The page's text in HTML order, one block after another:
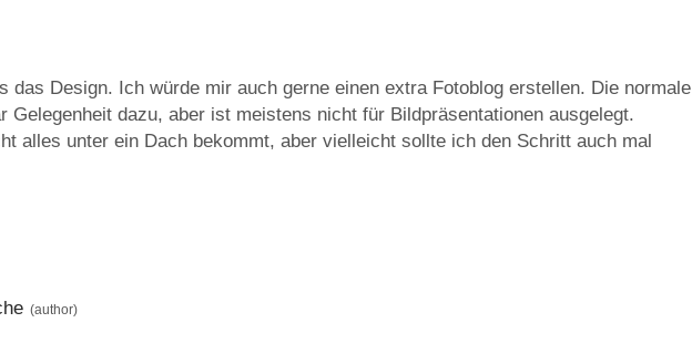
das Design. Ich würde mir auch gerne einen extra Fotoblog erstellen. Die normale
Gelegenheit dazu, aber ist meistens nicht für Bildpräsentationen ausgelegt.
alles unter ein Dach bekommt, aber vielleicht sollte ich den Schritt auch mal